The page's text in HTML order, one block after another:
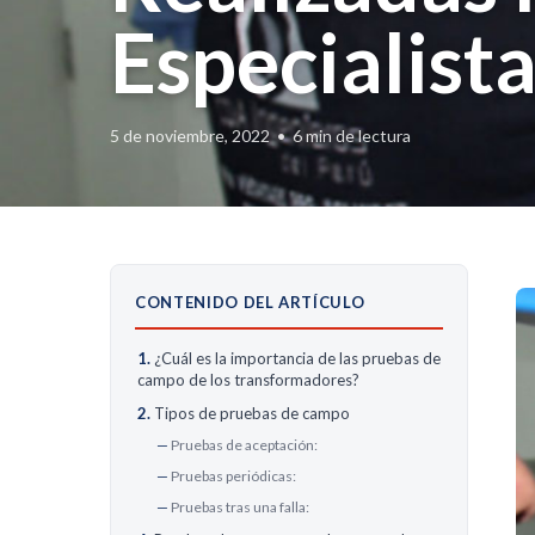
5 de noviembre, 2022 • 6 min de lectura
CONTENIDO DEL ARTÍCULO
¿Cuál es la importancia de las pruebas de
campo de los transformadores?
Tipos de pruebas de campo
Pruebas de aceptación:
Pruebas periódicas:
Pruebas tras una falla: